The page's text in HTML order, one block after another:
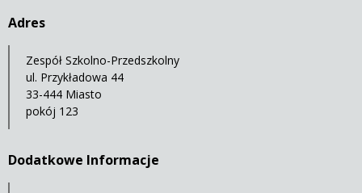
Adres
Zespół Szkolno-Przedszkolny
ul. Przykładowa 44
33-444 Miasto
pokój 123
Dodatkowe Informacje